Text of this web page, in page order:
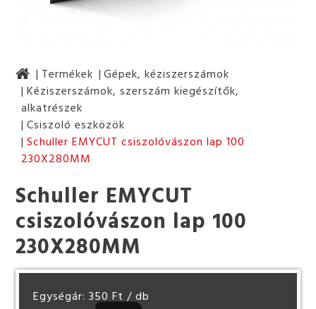
Termékek
Gépek, kéziszerszámok
Kéziszerszámok, szerszám kiegészítők,
alkatrészek
Csiszoló eszközök
Schuller EMYCUT csiszolóvászon lap 100
230X280MM
Schuller EMYCUT
csiszolóvászon lap 100
230X280MM
Egységár: 350 Ft / db